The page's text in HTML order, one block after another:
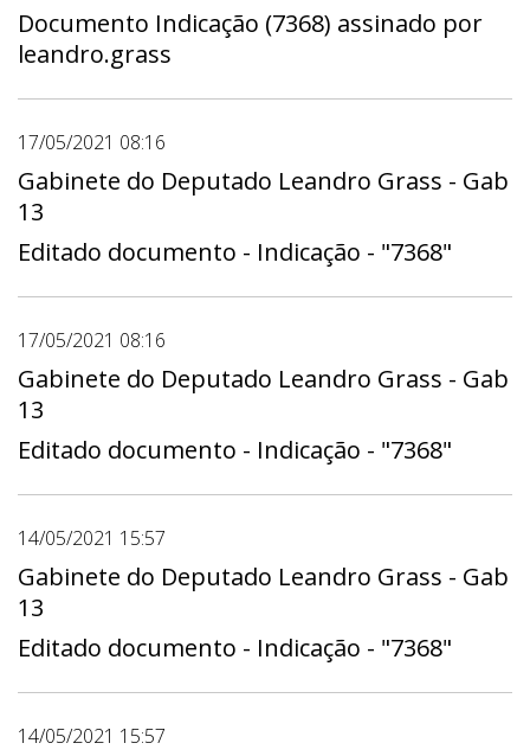
Documento Indicação (7368) assinado por
leandro.grass
17/05/2021 08:16
Gabinete do Deputado Leandro Grass - Gab
13
Editado documento - Indicação - "7368"
17/05/2021 08:16
Gabinete do Deputado Leandro Grass - Gab
13
Editado documento - Indicação - "7368"
14/05/2021 15:57
Gabinete do Deputado Leandro Grass - Gab
13
Editado documento - Indicação - "7368"
14/05/2021 15:57